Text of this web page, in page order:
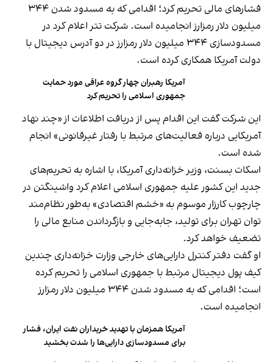
فشارهای مالی تحریم کرد؛ اقدامی که به مسدود شدن ۳۴۴
میلیون دلار رمزارز انجامیده است. شرکت تتر اعلام کرد در
مسدودسازی ۳۴۴ میلیون دلار رمزارز در دو آدرس دیجیتال با
دولت آمریکا همکاری کرده است.
آمریکا رهبران چهار گروه عراقی مورد حمایت
جمهوری اسلامی را تحریم کرد
این شرکت گفت این اقدام پس از دریافت اطلاعات از «چند نهاد
آمریکایی درباره فعالیت‌های مرتبط با رفتار غیرقانونی» انجام
شده است.
اسکات بسنت، وزیر خزانه‌داری آمریکا، با اشاره به تحریم‌های
جدید این کشور علیه جمهوری اسلامی اعلام کرد واشینگتن در
چارچوب کارزار موسوم به «خشم اقتصادی» به‌طور نظام‌مند
توان تهران برای تولید، جابه‌جایی و بازگرداندن منابع مالی را
تضعیف خواهد کرد.
او گفت دفتر کنترل دارایی‌های خارجی وزارت خزانه‌داری چندین
کیف پول دیجیتال مرتبط با جمهوری اسلامی را تحریم کرده
است؛ اقدامی که به مسدود شدن ۳۴۴ میلیون دلار رمزارز
انجامیده است.
آمریکا همزمان با تهدید خریداران نفت ایران، فشار
برای مسدودسازی دارایی‌ها را شدت بخشید